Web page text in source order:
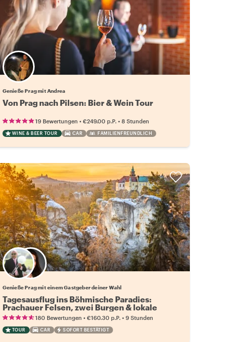
Genieße Prag mit Andrea
Von Prag nach Pilsen: Bier & Wein Tour
19 Bewertungen • €249.00 p.P. • 8 Stunden
WINE & BEER TOUR CAR FAMILIENFREUNDLICH
Wähle deinen Lieblingsgastgeber
Genieße Prag mit einem Gastgeber deiner Wahl
Tagesausflug ins Böhmische Paradies:
Prachauer Felsen, zwei Burgen & lokale
Brauerei180 Bewertungen • €160.30 p.P. • 9 Stunden
TOUR CAR SOFORT BESTÄTIGT